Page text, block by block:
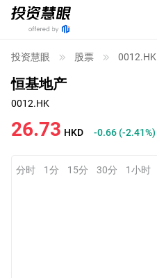
投资慧眼 股票 0012.HK
恒基地产
0012.HK
26.73 HKD -0.66 (-2.41%)
分时 1分 15分 30分 1小时